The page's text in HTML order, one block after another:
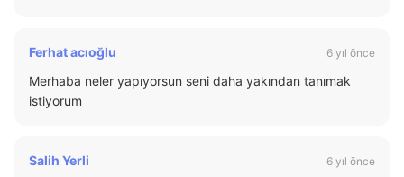
Ferhat acıoğlu 6 yıl önce
Merhaba neler yapıyorsun seni daha yakından tanımak
istiyorum
Salih Yerli 6 yıl önce